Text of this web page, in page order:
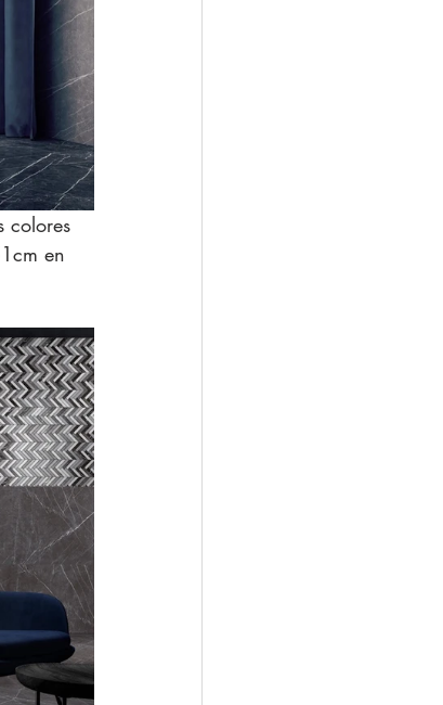
colores
en